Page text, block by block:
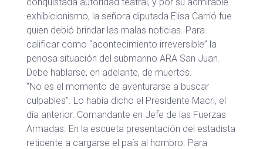
exhibicionismo, la señora diputada Elisa Carrió fue
quien debió brindar las malas noticias. Para
calificar como “acontecimiento irreversible” la
penosa situación del submarino ARA San Juan.
Debe hablarse, en adelante, de muertos.
“No es el momento de aventurarse a buscar
culpables”. Lo había dicho el Presidente Macri, el
día anterior. Comandante en Jefe de las Fuerzas
Armadas. En la escueta presentación del estadista
reticente a cargarse el país al hombro. Para